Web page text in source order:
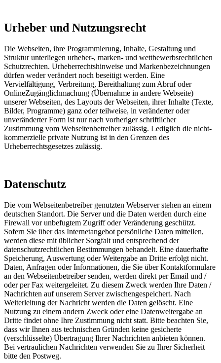
Urheber und Nutzungsrecht
Die Webseiten, ihre Programmierung, Inhalte, Gestaltung und
Struktur unterliegen urheber-, marken- und wettbewerbsrechtlichen
Schutzrechten. Urheberrechtshinweise und Markenbezeichnungen
dürfen weder verändert noch beseitigt werden. Eine
Vervielfältigung, Verbreitung, Bereithaltung zum Abruf oder
OnlineZugänglichmachung (Übernahme in andere Webseite)
unserer Webseiten, des Layouts der Webseiten, ihrer Inhalte (Texte,
Bilder, Programme) ganz oder teilweise, in veränderter oder
unveränderter Form ist nur nach vorheriger schriftlicher
Zustimmung vom Webseitenbetreiber zulässig. Lediglich die nicht-
kommerzielle private Nutzung ist in den Grenzen des
Urheberrechtsgesetzes zulässig.
Datenschutz
Die vom Webseitenbetreiber genutzten Webserver stehen an einem
deutschen Standort. Die Server und die Daten werden durch eine
Firewall vor unbefugtem Zugriff oder Veränderung geschützt.
Sofern Sie über das Internetangebot persönliche Daten mitteilen,
werden diese mit üblicher Sorgfalt und entsprechend der
datenschutzrechtlichen Bestimmungen behandelt. Eine dauerhafte
Speicherung, Auswertung oder Weitergabe an Dritte erfolgt nicht.
Daten, Anfragen oder Informationen, die Sie über Kontaktformulare
an den Webseitenbetreiber senden, werden direkt per Email und /
oder per Fax weitergeleitet. Zu diesem Zweck werden Ihre Daten /
Nachrichten auf unserem Server zwischengespeichert. Nach
Weiterleitung der Nachricht werden die Daten gelöscht. Eine
Nutzung zu einem andern Zweck oder eine Datenweitergabe an
Dritte findet ohne Ihre Zustimmung nicht statt. Bitte beachten Sie,
dass wir Ihnen aus technischen Gründen keine gesicherte
(verschlüsselte) Übertragung Ihrer Nachrichten anbieten können.
Bei vertraulichen Nachrichten verwenden Sie zu Ihrer Sicherheit
bitte den Postweg.